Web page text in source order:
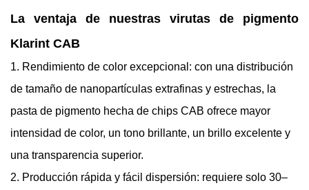
La ventaja de nuestras virutas de pigmento
Klarint CAB
1. Rendimiento de color excepcional: con una distribución
de tamaño de nanopartículas extrafinas y estrechas, la
pasta de pigmento hecha de chips CAB ofrece mayor
intensidad de color, un tono brillante, un brillo excelente y
una transparencia superior.
2. Producción rápida y fácil dispersión: requiere solo 30–